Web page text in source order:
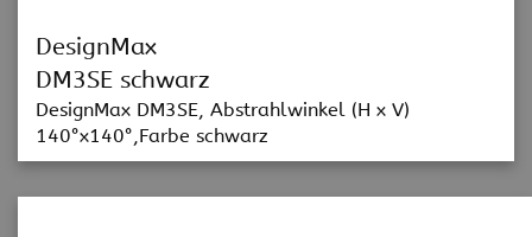
DesignMax
DM3SE schwarz
DesignMax DM3SE, Abstrahlwinkel (H x V)
140°x140°,Farbe schwarz